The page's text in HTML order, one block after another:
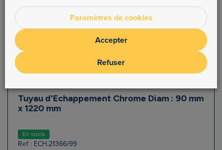
Tuyau d'Echappement Chrome Diam : 90 mm
x 1220 mm
En stock
Ref : ECH.21366/99
Paramètres de cookies
Accepter
Refuser